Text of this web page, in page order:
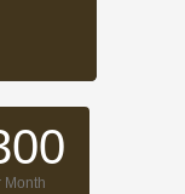
Month